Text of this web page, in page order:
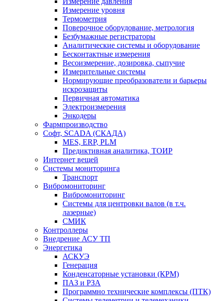
Измерение уровня
Термометрия
Поверочное оборудование, метрология
Безбумажные регистраторы
Аналитические системы и оборудование
Бесконтактные измерения
Весоизмерение, дозировка, сыпучие
Измерительные системы
Нормирующие преобразователи и барьеры
искрозащиты
Первичная автоматика
Электроизмерения
Энкодеры
Фармпроизводство
Софт, SCADA (СКАДА)
MES, ERP, PLM
Предиктивная аналитика, ТОИР
Интернет вещей
Системы мониторинга
Транспорт
Вибромониторинг
Вибромониторинг
Системы для центровки валов (в т.ч.
лазерные)
СМИК
Контроллеры
Внедрение АСУ ТП
Энергетика
АСКУЭ
Генерация
Конденсаторные установки (КРМ)
ПАЗ и РЗА
Программно технические комплексы (ПТК)